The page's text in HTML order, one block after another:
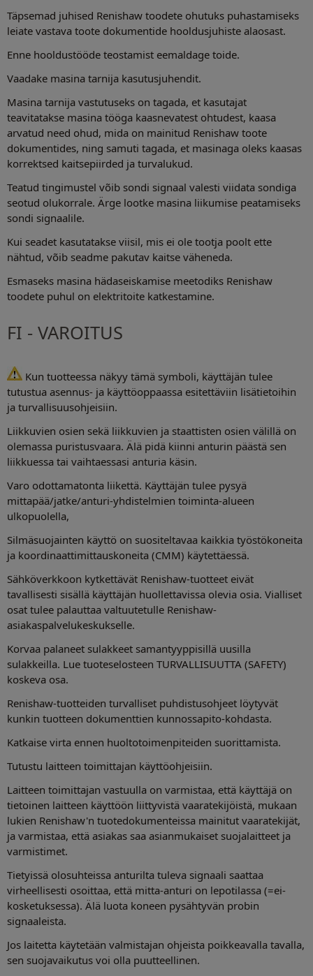
Täpsemad juhised Renishaw toodete ohutuks puhastamiseks
leiate vastava toote dokumentide hooldusjuhiste alaosast.
Enne hooldustööde teostamist eemaldage toide.
Vaadake masina tarnija kasutusjuhendit.
Masina tarnija vastutuseks on tagada, et kasutajat
teavitatakse masina tööga kaasnevatest ohtudest, kaasa
arvatud need ohud, mida on mainitud Renishaw toote
dokumentides, ning samuti tagada, et masinaga oleks kaasas
korrektsed kaitsepiirded ja turvalukud.
Teatud tingimustel võib sondi signaal valesti viidata sondiga
seotud olukorrale. Ärge lootke masina liikumise peatamiseks
sondi signaalile.
Kui seadet kasutatakse viisil, mis ei ole tootja poolt ette
nähtud, võib seadme pakutav kaitse väheneda.
Esmaseks masina hädaseiskamise meetodiks Renishaw
toodete puhul on elektritoite katkestamine.
FI - VAROITUS
Kun tuotteessa näkyy tämä symboli, käyttäjän tulee
tutustua asennus- ja käyttöoppaassa esitettäviin lisätietoihin
ja turvallisuusohjeisiin.
Liikkuvien osien sekä liikkuvien ja staattisten osien välillä on
olemassa puristusvaara. Älä pidä kiinni anturin päästä sen
liikkuessa tai vaihtaessasi anturia käsin.
Varo odottamatonta liikettä. Käyttäjän tulee pysyä
mittapää/jatke/anturi-yhdistelmien toiminta-alueen
ulkopuolella,
Silmäsuojainten käyttö on suositeltavaa kaikkia työstökoneita
ja koordinaattimittauskoneita (CMM) käytettäessä.
Sähköverkkoon kytkettävät Renishaw-tuotteet eivät
tavallisesti sisällä käyttäjän huollettavissa olevia osia. Vialliset
osat tulee palauttaa valtuutetulle Renishaw-
asiakaspalvelukeskukselle.
Korvaa palaneet sulakkeet samantyyppisillä uusilla
sulakkeilla. Lue tuoteselosteen TURVALLISUUTTA (SAFETY)
koskeva osa.
Renishaw-tuotteiden turvalliset puhdistusohjeet löytyvät
kunkin tuotteen dokumenttien kunnossapito-kohdasta.
Katkaise virta ennen huoltotoimenpiteiden suorittamista.
Tutustu laitteen toimittajan käyttöohjeisiin.
Laitteen toimittajan vastuulla on varmistaa, että käyttäjä on
tietoinen laitteen käyttöön liittyvistä vaaratekijöistä, mukaan
lukien Renishaw'n tuotedokumenteissa mainitut vaaratekijät,
ja varmistaa, että asiakas saa asianmukaiset suojalaitteet ja
varmistimet.
Tietyissä olosuhteissa anturilta tuleva signaali saattaa
virheellisesti osoittaa, että mitta-anturi on lepotilassa (=ei-
kosketuksessa). Älä luota koneen pysähtyvän probin
signaaleista.
Jos laitetta käytetään valmistajan ohjeista poikkeavalla tavalla,
sen suojavaikutus voi olla puutteellinen.